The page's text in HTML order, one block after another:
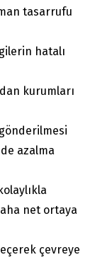
tasarrufu
hatalı
kurumları
azalma
net ortaya
çevreye